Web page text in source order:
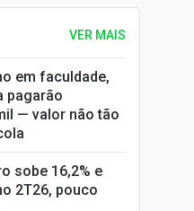
VER MAIS
em faculdade,
pagarão
— valor não tão
sobe 16,2% e
2T26, pouco